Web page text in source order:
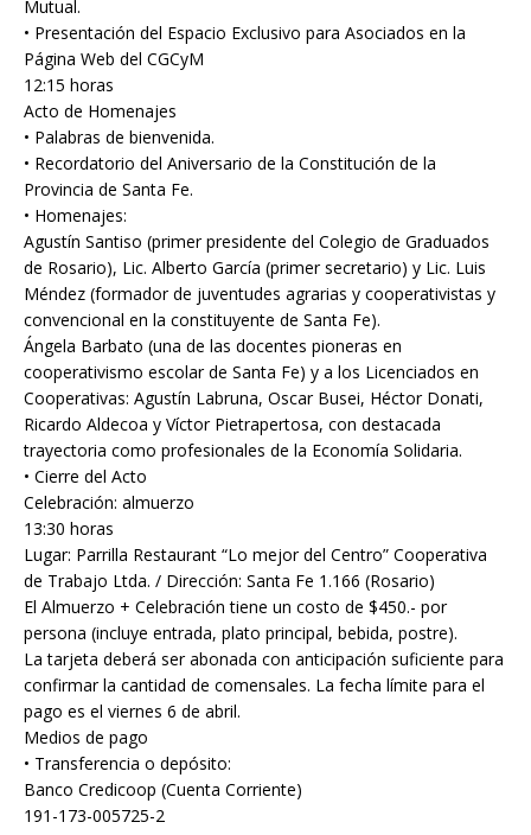
Mutual.
• Presentación del Espacio Exclusivo para Asociados en la
Página Web del CGCyM
12:15 horas
Acto de Homenajes
• Palabras de bienvenida.
• Recordatorio del Aniversario de la Constitución de la
Provincia de Santa Fe.
• Homenajes:
Agustín Santiso (primer presidente del Colegio de Graduados
de Rosario), Lic. Alberto García (primer secretario) y Lic. Luis
Méndez (formador de juventudes agrarias y cooperativistas y
convencional en la constituyente de Santa Fe).
Ángela Barbato (una de las docentes pioneras en
cooperativismo escolar de Santa Fe) y a los Licenciados en
Cooperativas: Agustín Labruna, Oscar Busei, Héctor Donati,
Ricardo Aldecoa y Víctor Pietrapertosa, con destacada
trayectoria como profesionales de la Economía Solidaria.
• Cierre del Acto
Celebración: almuerzo
13:30 horas
Lugar: Parrilla Restaurant “Lo mejor del Centro” Cooperativa
de Trabajo Ltda. / Dirección: Santa Fe 1.166 (Rosario)
El Almuerzo + Celebración tiene un costo de $450.- por
persona (incluye entrada, plato principal, bebida, postre).
La tarjeta deberá ser abonada con anticipación suficiente para
confirmar la cantidad de comensales. La fecha límite para el
pago es el viernes 6 de abril.
Medios de pago
• Transferencia o depósito:
Banco Credicoop (Cuenta Corriente)
191-173-005725-2